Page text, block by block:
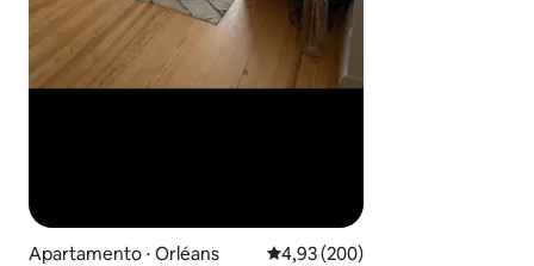
Apartamento ⋅ Orléans 4,93 de uma avaliação média de
4,93 (200)